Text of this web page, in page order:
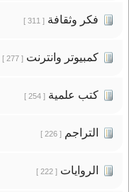
فكر وثقافة[ 311 ]
كمبيوتر وانترنت[ 277 ]
كتب علمية[ 254 ]
التراجم[ 226 ]
الروايات[ 222 ]